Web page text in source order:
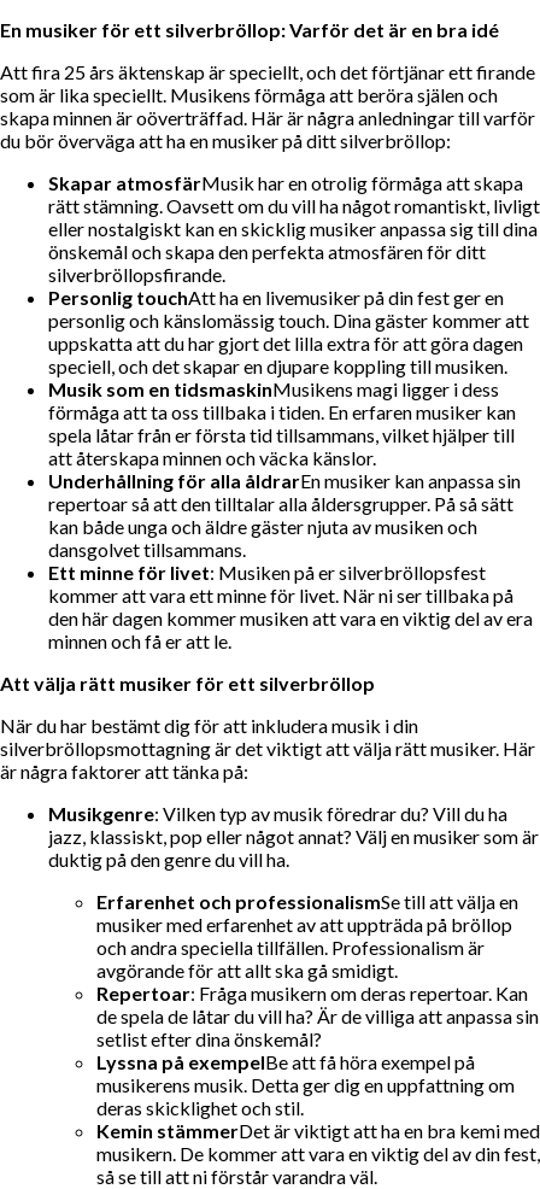
En musiker för ett silverbröllop: Varför det är en bra idé
Att fira 25 års äktenskap är speciellt, och det förtjänar ett firande
som är lika speciellt. Musikens förmåga att beröra själen och
skapa minnen är oöverträffad. Här är några anledningar till varför
du bör överväga att ha en musiker på ditt silverbröllop:
Skapar atmosfärMusik har en otrolig förmåga att skapa
rätt stämning. Oavsett om du vill ha något romantiskt, livligt
eller nostalgiskt kan en skicklig musiker anpassa sig till dina
önskemål och skapa den perfekta atmosfären för ditt
silverbröllopsfirande.
Personlig touchAtt ha en livemusiker på din fest ger en
personlig och känslomässig touch. Dina gäster kommer att
uppskatta att du har gjort det lilla extra för att göra dagen
speciell, och det skapar en djupare koppling till musiken.
Musik som en tidsmaskinMusikens magi ligger i dess
förmåga att ta oss tillbaka i tiden. En erfaren musiker kan
spela låtar från er första tid tillsammans, vilket hjälper till
att återskapa minnen och väcka känslor.
Underhållning för alla åldrarEn musiker kan anpassa sin
repertoar så att den tilltalar alla åldersgrupper. På så sätt
kan både unga och äldre gäster njuta av musiken och
dansgolvet tillsammans.
Ett minne för livet: Musiken på er silverbröllopsfest
kommer att vara ett minne för livet. När ni ser tillbaka på
den här dagen kommer musiken att vara en viktig del av era
minnen och få er att le.
Att välja rätt musiker för ett silverbröllop
När du har bestämt dig för att inkludera musik i din
silverbröllopsmottagning är det viktigt att välja rätt musiker. Här
är några faktorer att tänka på:
Musikgenre: Vilken typ av musik föredrar du? Vill du ha
jazz, klassiskt, pop eller något annat? Välj en musiker som är
duktig på den genre du vill ha.
Erfarenhet och professionalismSe till att välja en
musiker med erfarenhet av att uppträda på bröllop
och andra speciella tillfällen. Professionalism är
avgörande för att allt ska gå smidigt.
Repertoar: Fråga musikern om deras repertoar. Kan
de spela de låtar du vill ha? Är de villiga att anpassa sin
setlist efter dina önskemål?
Lyssna på exempelBe att få höra exempel på
musikerens musik. Detta ger dig en uppfattning om
deras skicklighet och stil.
Kemin stämmerDet är viktigt att ha en bra kemi med
musikern. De kommer att vara en viktig del av din fest,
så se till att ni förstår varandra väl.